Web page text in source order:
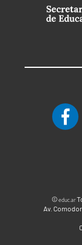
©educ.ar
Av.